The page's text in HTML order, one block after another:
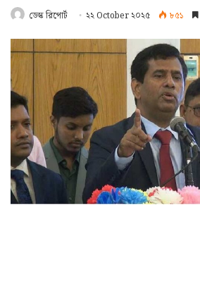
ডেস্ক রিপোর্ট ২২ October ২০২৫ ৮৫১